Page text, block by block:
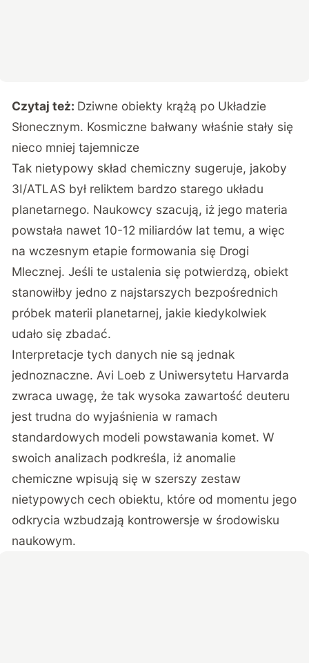
Czytaj też: Dziwne obiekty krążą po Układzie
Słonecznym. Kosmiczne bałwany właśnie stały się
nieco mniej tajemnicze
Tak nietypowy skład chemiczny sugeruje, jakoby
3I/ATLAS był reliktem bardzo starego układu
planetarnego. Naukowcy szacują, iż jego materia
powstała nawet 10-12 miliardów lat temu, a więc
na wczesnym etapie formowania się Drogi
Mlecznej. Jeśli te ustalenia się potwierdzą, obiekt
stanowiłby jedno z najstarszych bezpośrednich
próbek materii planetarnej, jakie kiedykolwiek
udało się zbadać.
Interpretacje tych danych nie są jednak
jednoznaczne. Avi Loeb z Uniwersytetu Harvarda
zwraca uwagę, że tak wysoka zawartość deuteru
jest trudna do wyjaśnienia w ramach
standardowych modeli powstawania komet. W
swoich analizach podkreśla, iż anomalie
chemiczne wpisują się w szerszy zestaw
nietypowych cech obiektu, które od momentu jego
odkrycia wzbudzają kontrowersje w środowisku
naukowym.